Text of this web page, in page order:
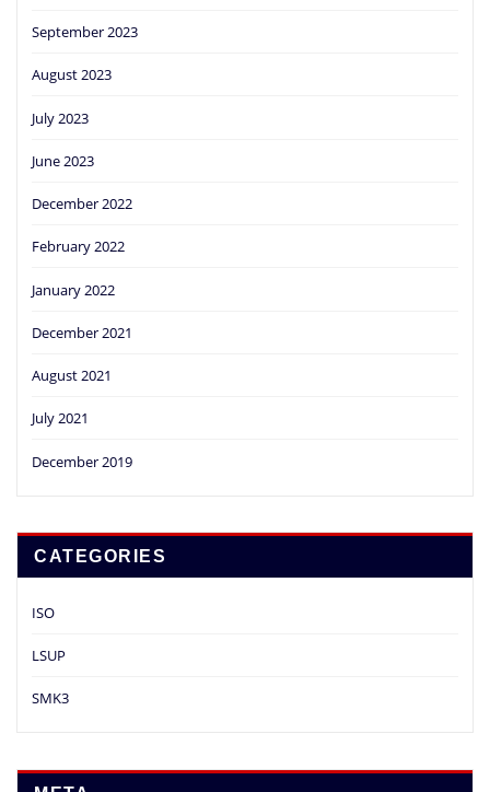
September 2023
August 2023
July 2023
June 2023
December 2022
February 2022
January 2022
December 2021
August 2021
July 2021
December 2019
CATEGORIES
ISO
LSUP
SMK3